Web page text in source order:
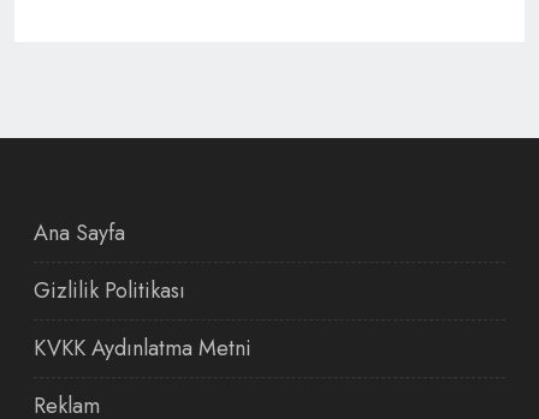
Ana Sayfa
Gizlilik Politikası
KVKK Aydınlatma Metni
Reklam